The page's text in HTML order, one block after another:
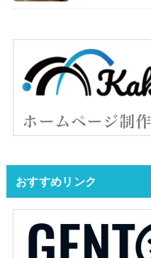
おすすめリンク